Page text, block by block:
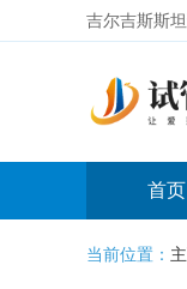
吉尔吉斯斯
首页
当前位置：
高吗